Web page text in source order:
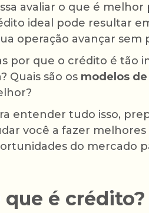
avaliar o que é
ideal pode resultar
operação avançar
por que o crédito é tão
Quais são os modelos
entender tudo isso,
você a fazer
do mercado
que é crédito?